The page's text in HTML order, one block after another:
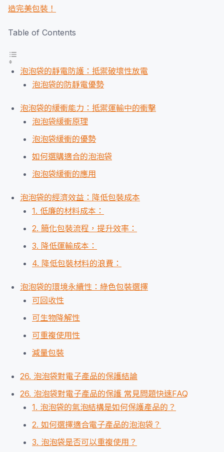
造完美包裝！
Table of Contents
泡泡袋的靜電防護：抵禦破壞性放電
泡泡袋的防靜電優勢
泡泡袋的緩衝能力：抵禦運輸中的衝擊
泡泡袋緩衝原理
泡泡袋緩衝的優勢
如何選購適合的泡泡袋
泡泡袋緩衝的應用
泡泡袋的經濟效益：降低包裝成本
1. 低廉的材料成本：
2. 簡化包裝流程，提升效率：
3. 降低運輸成本：
4. 降低包裝材料的浪費：
泡泡袋的環境永續性：綠色包裝選擇
可回收性
可生物降解性
可重複使用性
減量包裝
26. 泡泡袋對電子產品的保護結論
26. 泡泡袋對電子產品的保護 常見問題快速FAQ
1. 泡泡袋的氣泡結構是如何保護產品的？
2. 如何選擇適合電子產品的泡泡袋？
3. 泡泡袋是否可以重複使用？